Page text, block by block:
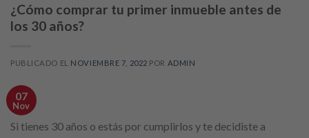
¿Cómo comprar tu primer inmueble antes de
los 30 años?
PUBLICADO EL NOVIEMBRE 7, 2022 POR ADMIN
07
Nov
Si tienes 30 años o estás por cumplirlos y te decidiste a